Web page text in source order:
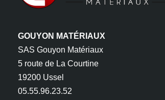
GOUYON MATÉRIAUX
SAS Gouyon Matériaux
5 route de La Courtine
19200 Ussel
05.55.96.23.52